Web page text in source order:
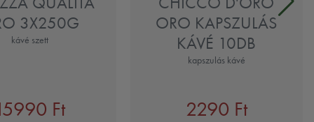
3X250G
kávé szett
Ft
ORO KAPSZULÁS
KÁVÉ 10DB
kapszulás kávé
2290 Ft